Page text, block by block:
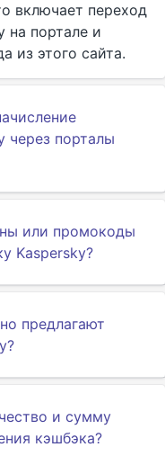
включает переход
на портале и
из этого сайта.
через порталы
или промокоды
Kaspersky?
предлагают
и сумму
кэшбэка?